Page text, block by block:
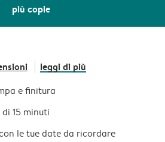
più copie
leggi di più
e finitura
15 minuti
le tue date da ricordare